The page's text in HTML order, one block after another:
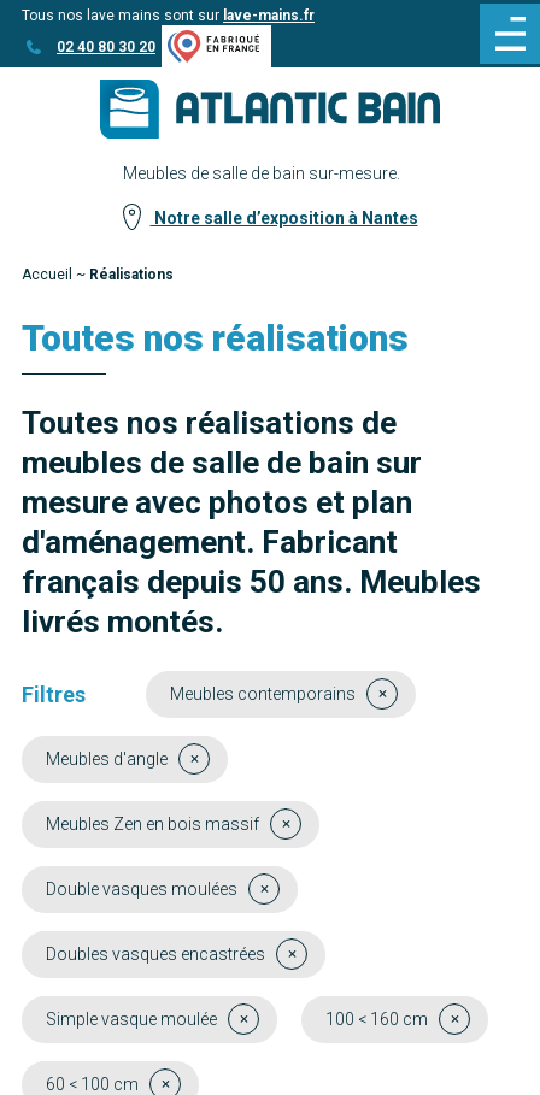
Aller
au
Aller au
contenu
Tous nos lave mains sont sur lave-mains.fr
02 40 80 30 20
Meubles de salle de bain sur-mesure.
Notre salle d’exposition à Nantes
Accueil ~ Réalisations
Toutes nos réalisations
Toutes nos réalisations de
meubles de salle de bain sur
mesure avec photos et plan
d'aménagement. Fabricant
français depuis 50 ans. Meubles
livrés montés.
Filtres Meubles contemporains
Meubles d'angle
Meubles Zen en bois massif
Double vasques moulées
Doubles vasques encastrées
Simple vasque moulée 100 < 160 cm
60 < 100 cm